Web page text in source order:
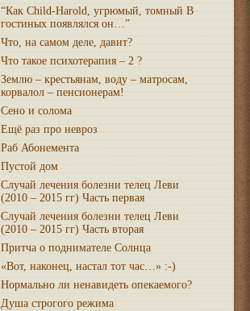
“Как Child-Harold, угрюмый, томный В
гостиных появлялся он…”
Что, на самом деле, давит?
Что такое психотерапия – 2 ?
Землю – крестьянам, воду – матросам,
корвалол – пенсионерам!
Сено и солома
Ещё раз про невроз
Раб Абонемента
Пустой дом
Случай лечения болезни телец Леви
(2010 – 2015 гг) Часть первая
Случай лечения болезни телец Леви
(2010 – 2015 гг) Часть вторая
Притча о поднимателе Солнца
«Вот, наконец, настал тот час…» :-)
Нормально ли ненавидеть опекаемого?
Душа строгого режима